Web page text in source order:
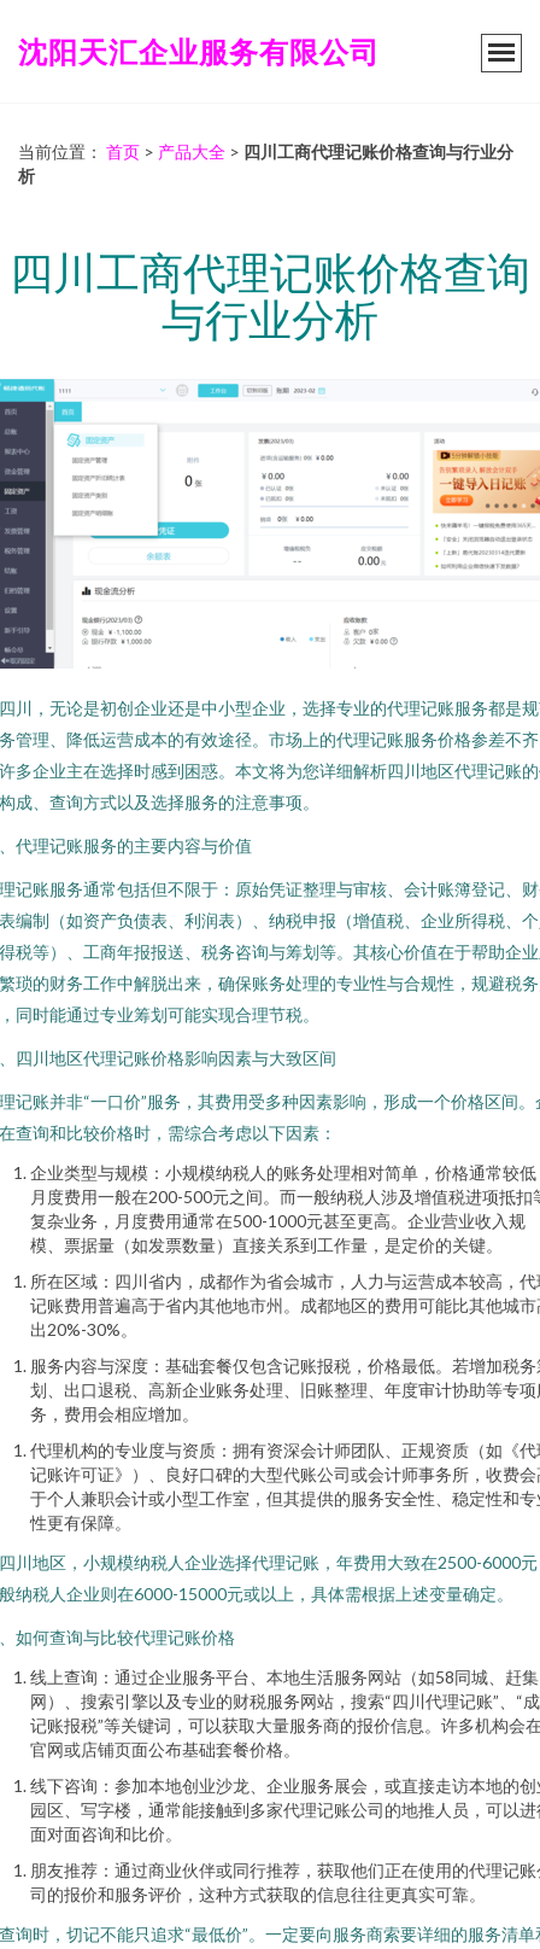
沈阳天汇企业服务有限公司
当前位置： 首页 > 产品大全 > 四川工商代理记账价格查询与行业分
析
四川工商代理记账价格查询
与行业分析
川，无论是初创企业还是中小型企业，选择专业的代理记账服务都是
管理、降低运营成本的有效途径。市场上的代理记账服务价格参差不
多企业主在选择时感到困惑。本文将为您详细解析四川地区代理记账
成、查询方式以及选择服务的注意事项。
代理记账服务的主要内容与价值
记账服务通常包括但不限于：原始凭证整理与审核、会计账簿登记、
编制（如资产负债表、利润表）、纳税申报（增值税、企业所得税、
税等）、工商年报报送、税务咨询与筹划等。其核心价值在于帮助企
琐的财务工作中解脱出来，确保账务处理的专业性与合规性，规避税
同时能通过专业筹划可能实现合理节税。
四川地区代理记账价格影响因素与大致区间
记账并非“一口价”服务，其费用受多种因素影响，形成一个价格区间。
查询和比较价格时，需综合考虑以下因素：
企业类型与规模：小规模纳税人的账务处理相对简单，价格通常较低
月度费用一般在200-500元之间。而一般纳税人涉及增值税进项抵扣
复杂业务，月度费用通常在500-1000元甚至更高。企业营业收入规
模、票据量（如发票数量）直接关系到工作量，是定价的关键。
所在区域：四川省内，成都作为省会城市，人力与运营成本较高，代
记账费用普遍高于省内其他地市州。成都地区的费用可能比其他城市
出20%-30%。
服务内容与深度：基础套餐仅包含记账报税，价格最低。若增加税务
划、出口退税、高新企业账务处理、旧账整理、年度审计协助等专项
务，费用会相应增加。
代理机构的专业度与资质：拥有资深会计师团队、正规资质（如《代
记账许可证》）、良好口碑的大型代账公司或会计师事务所，收费会
于个人兼职会计或小型工作室，但其提供的服务安全性、稳定性和专
性更有保障。
川地区，小规模纳税人企业选择代理记账，年费用大致在2500-6000
纳税人企业则在6000-15000元或以上，具体需根据上述变量确定。
如何查询与比较代理记账价格
线上查询：通过企业服务平台、本地生活服务网站（如58同城、赶集
网）、搜索引擎以及专业的财税服务网站，搜索“四川代理记账”、“
记账报税”等关键词，可以获取大量服务商的报价信息。许多机构会
官网或店铺页面公布基础套餐价格。
线下咨询：参加本地创业沙龙、企业服务展会，或直接走访本地的创
园区、写字楼，通常能接触到多家代理记账公司的地推人员，可以进
面对面咨询和比价。
朋友推荐：通过商业伙伴或同行推荐，获取他们正在使用的代理记账
司的报价和服务评价，这种方式获取的信息往往更真实可靠。
询时，切记不能只追求“最低价”。一定要向服务商索要详细的服务清单